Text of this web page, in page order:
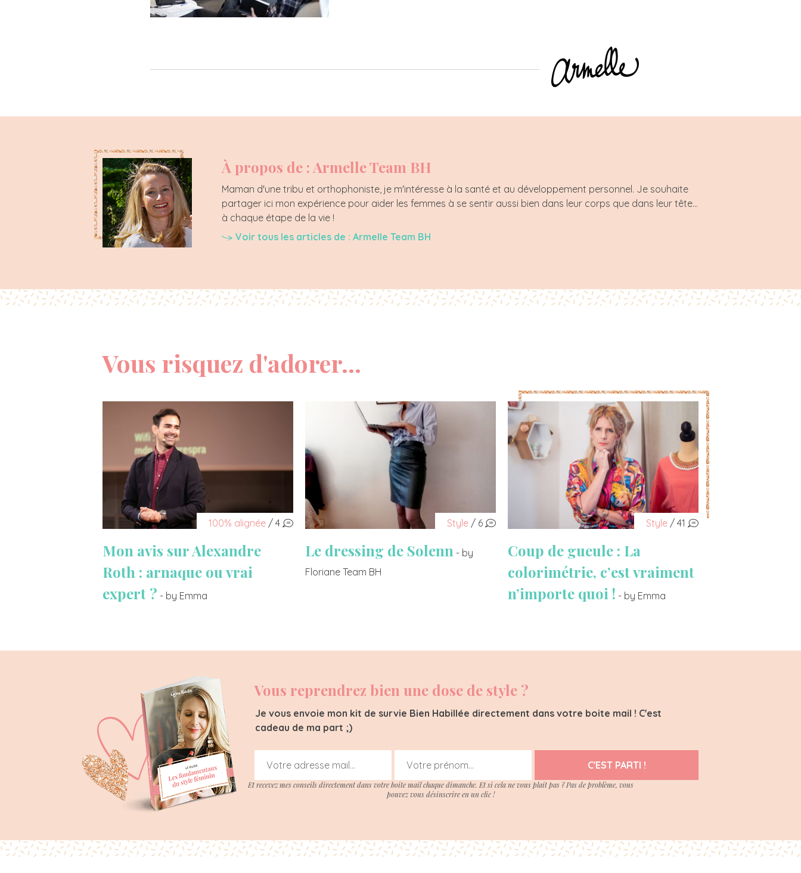
À propos de : Armelle Team BH
Maman d'une tribu et orthophoniste, je m'intéresse à la santé et au développement personnel. Je souhaite
partager ici mon expérience pour aider les femmes à se sentir aussi bien dans leur corps que dans leur tête...
à chaque étape de la vie !
Voir tous les articles de : Armelle Team BH
Vous risquez d'adorer...
100% alignée / 4
Mon avis sur Alexandre
Roth : arnaque ou vrai
expert ? - by Emma
Style / 6
Le dressing de Solenn - by
Floriane Team BH
Style / 41
Coup de gueule : La
colorimétrie, c’est vraiment
n’importe quoi ! - by Emma
Vous reprendrez bien une dose de style ?
Je vous envoie mon kit de survie Bien Habillée directement dans votre boite mail ! C'est
cadeau de ma part ;)
C'EST PARTI !
Et recevez mes conseils directement dans votre boite mail chaque dimanche. Et si cela ne vous plait pas ? Pas de problème, vous
pouvez vous désinscrire en un clic !